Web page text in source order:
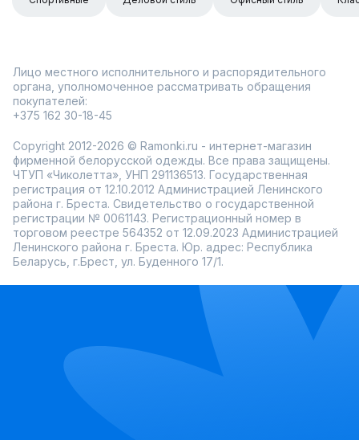
Лицо местного исполнительного и распорядительного
органа, уполномоченное рассматривать обращения
покупателей:
+375 162 30-18-45
Copyright 2012-2026 © Ramonki.ru - интернет-магазин
фирменной белорусской одежды. Все права защищены.
ЧТУП «Чиколетта», УНП 291136513. Государственная
регистрация от 12.10.2012 Администрацией Ленинского
района г. Бреста. Свидетельство о государственной
регистрации № 0061143. Регистрационный номер в
торговом реестре 564352 от 12.09.2023 Администрацией
Ленинского района г. Бреста. Юр. адрес: Республика
Беларусь, г.Брест, ул. Буденного 17/1.